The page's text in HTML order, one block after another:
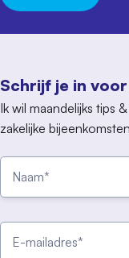
Schrijf je in
Ik wil maandelijks tips
zakelijke